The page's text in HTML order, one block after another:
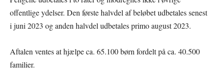
offentlige ydelser. Den første halvdel af beløbet udbetales senest
i juni 2023 og anden halvdel udbetales primo august 2023.
Aftalen ventes at hjælpe ca. 65.100 børn fordelt på ca. 40.500
familier.